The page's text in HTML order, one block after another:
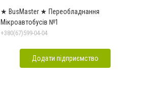
★ BusMaster ★ Переобладнання
Мікроавтобусів №1
+380(67)599-04-04
Додати підприємство